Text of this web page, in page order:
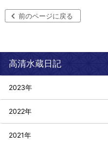
前のページに戻る
高清水蔵日記
2023年
2022年
2021年